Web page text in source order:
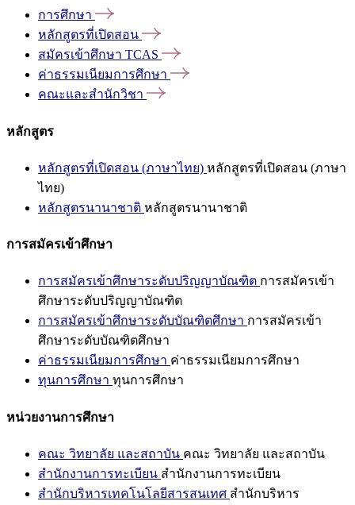
การศึกษา
หลักสูตรที่เปิดสอน
สมัครเข้าศึกษา TCAS
ค่าธรรมเนียมการศึกษา
คณะและสำนักวิชา
หลักสูตร
หลักสูตรที่เปิดสอน (ภาษาไทย) หลักสูตรที่เปิดสอน (ภาษา
ไทย)
หลักสูตรนานาชาติ หลักสูตรนานาชาติ
การสมัครเข้าศึกษา
การสมัครเข้าศึกษาระดับปริญญาบัณฑิต การสมัครเข้า
ศึกษาระดับปริญญาบัณฑิต
การสมัครเข้าศึกษาระดับบัณฑิตศึกษา การสมัครเข้า
ศึกษาระดับบัณฑิตศึกษา
ค่าธรรมเนียมการศึกษา ค่าธรรมเนียมการศึกษา
ทุนการศึกษา ทุนการศึกษา
หน่วยงานการศึกษา
คณะ วิทยาลัย และสถาบัน คณะ วิทยาลัย และสถาบัน
สำนักงานการทะเบียน สำนักงานการทะเบียน
สำนักบริหารเทคโนโลยีสารสนเทศ สำนักบริหาร